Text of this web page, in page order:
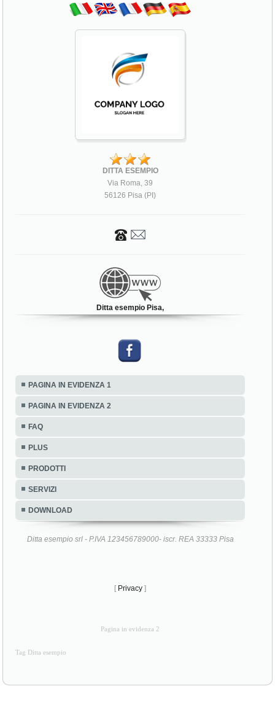
DITTA ESEMPIO
Via Roma, 39
56126 Pisa (PI)
Ditta esempio Pisa,
PAGINA IN EVIDENZA 1
PAGINA IN EVIDENZA 2
FAQ
PLUS
PRODOTTI
SERVIZI
DOWNLOAD
Ditta esempio srl - P.IVA 123456789000- iscr. REA 33333 Pisa
[ Privacy ]
Pagina in evidenza 2
Tag Ditta esempio